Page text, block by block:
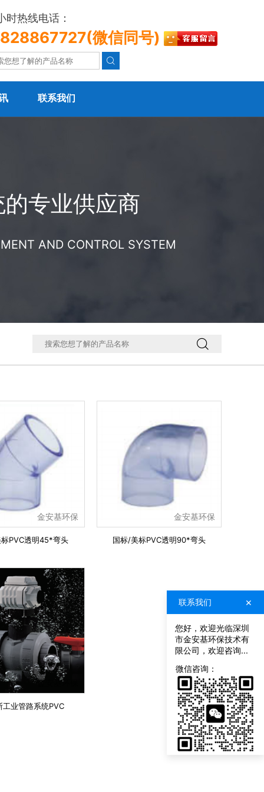
时热线电话：
微信同号)

联系我们
专业供应商
AND CONTROL SYSTEM

金安基环保
PVC透明45*弯头
金安基环保
国标/美标PVC透明90*弯头
金安基环保
工业管路系统PVC
我
们
联系我们 ×
您好，欢迎光临深圳
市金安基环保技术有
限公司，欢迎咨询...
微信咨询：